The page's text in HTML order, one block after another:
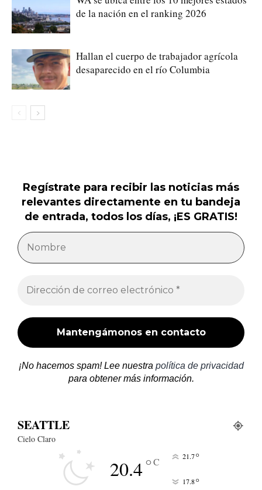
de la nación en el ranking 2026
Hallan el cuerpo de trabajador agrícola
desaparecido en el río Columbia
Regístrate para recibir las noticias más
relevantes directamente en tu bandeja
de entrada, todos los días, ¡ES GRATIS!
¡No hacemos spam! Lee nuestra política de privacidad
para obtener más información.
SEATTLE
Cielo Claro
20.4°C 21.7°
17.8°